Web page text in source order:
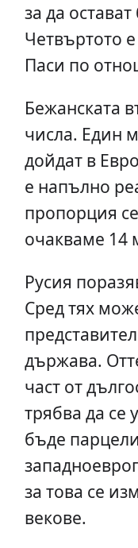
за да
Четвъртото
Паси по
Бежанската
числа. Един
дойдат в
е напълно
пропорция
очакваме 14
Русия
Сред тях
държава.
част от
трябва да се
бъде
за това се
векове.